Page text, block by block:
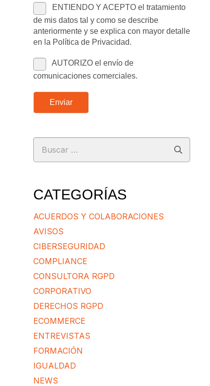
ENTIENDO Y ACEPTO el tratamiento
de mis datos tal y como se describe
anteriormente y se explica con mayor detalle
en la Política de Privacidad.
AUTORIZO el envío de
comunicaciones comerciales.
Enviar
Buscar:
CATEGORÍAS
ACUERDOS Y COLABORACIONES
AVISOS
CIBERSEGURIDAD
COMPLIANCE
CONSULTORA RGPD
CORPORATIVO
DERECHOS RGPD
ECOMMERCE
ENTREVISTAS
FORMACIÓN
IGUALDAD
NEWS